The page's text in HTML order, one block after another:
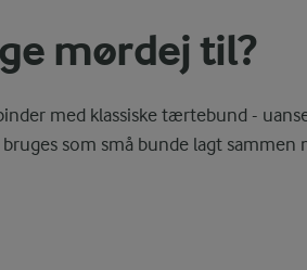
mørdej til?
med klassiske tærtebund -
som små bunde lagt sammen